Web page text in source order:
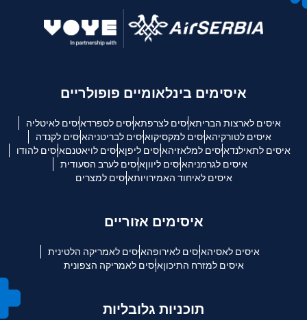
איסימים בינלאומיים פופולריים
איסים לארצות הבריתאיסים לצרפתאיסים לספרדאיסים לאיטליה
איסים לטורקיהאיסים למקסיקואיסים לבריטניהאיסים לקנדה
איסים לתאילנדאיסים למלאזיהאיסים ליפןאיסים לויאטנםאיסים להודו
איסים לגרמניהאיסים ליווןאיסים לערב הסעודית
איסים לאיחוד האמירויותאיסים למצרים
איסימים אזוריים
איסים לאסיהאיסים לאירופהאיסים לאמריקה הלטינית
איסים למזרח התיכוןאיסים לאמריקה הצפונית
תוכניות גלובליות